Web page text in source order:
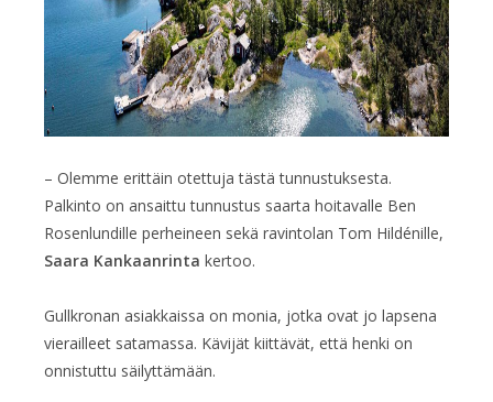
– Olemme erittäin otettuja tästä tunnustuksesta.
Palkinto on ansaittu tunnustus saarta hoitavalle Ben
Rosenlundille perheineen sekä ravintolan Tom Hildénille,
Saara Kankaanrinta kertoo.
Gullkronan asiakkaissa on monia, jotka ovat jo lapsena
vierailleet satamassa. Kävijät kiittävät, että henki on
onnistuttu säilyttämään.